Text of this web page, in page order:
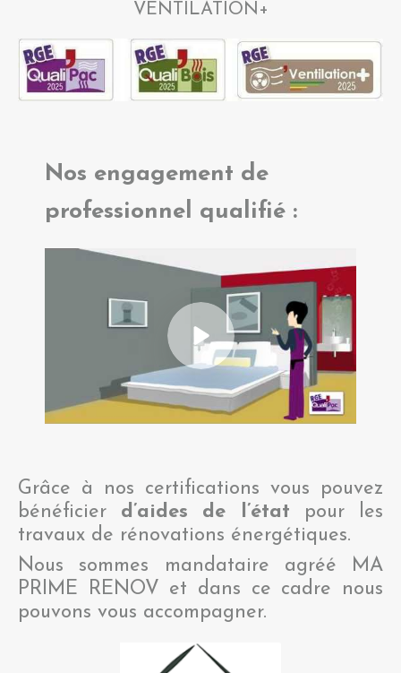
VENTILATION+
Nos engagement de
professionnel qualifié :
Grâce à nos certifications vous pouvez
bénéficier d’aides de l’état pour les
travaux de rénovations énergétiques.
Nous sommes mandataire agréé MA
PRIME RENOV et dans ce cadre nous
pouvons vous accompagner.